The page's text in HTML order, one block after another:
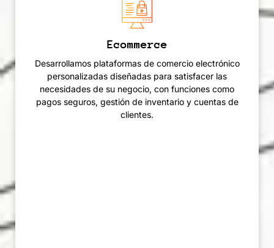
Ecommerce
Desarrollamos plataformas de comercio electrónico
personalizadas diseñadas para satisfacer las
necesidades de su negocio, con funciones como
pagos seguros, gestión de inventario y cuentas de
clientes.